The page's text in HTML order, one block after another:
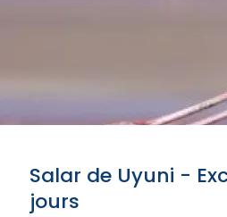
Salar de Uyuni -
jours